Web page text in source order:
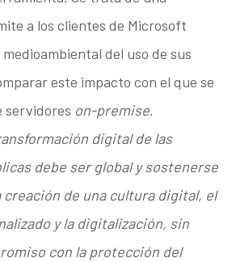
a los clientes de Microsoft
del uso de sus
este impacto con el que se
servidores on-premise.
digital de las
debe ser global y sostenerse
creación de una cultura digital, el
y la digitalización, sin
con la protección del